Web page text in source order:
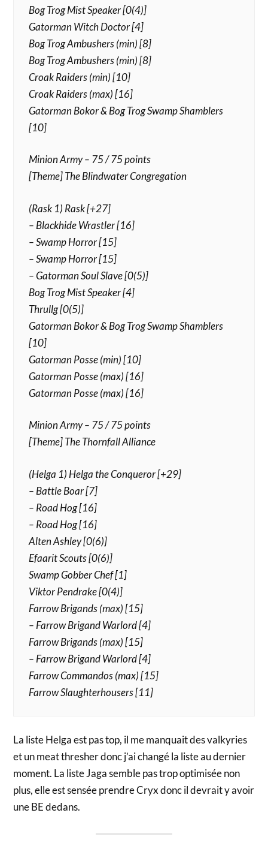
Bog Trog Mist Speaker [0(4)]
Gatorman Witch Doctor [4]
Bog Trog Ambushers (min) [8]
Bog Trog Ambushers (min) [8]
Croak Raiders (min) [10]
Croak Raiders (max) [16]
Gatorman Bokor & Bog Trog Swamp Shamblers
[10]
Minion Army – 75 / 75 points
[Theme] The Blindwater Congregation
(Rask 1) Rask [+27]
– Blackhide Wrastler [16]
– Swamp Horror [15]
– Swamp Horror [15]
– Gatorman Soul Slave [0(5)]
Bog Trog Mist Speaker [4]
Thrullg [0(5)]
Gatorman Bokor & Bog Trog Swamp Shamblers
[10]
Gatorman Posse (min) [10]
Gatorman Posse (max) [16]
Gatorman Posse (max) [16]
Minion Army – 75 / 75 points
[Theme] The Thornfall Alliance
(Helga 1) Helga the Conqueror [+29]
– Battle Boar [7]
– Road Hog [16]
– Road Hog [16]
Alten Ashley [0(6)]
Efaarit Scouts [0(6)]
Swamp Gobber Chef [1]
Viktor Pendrake [0(4)]
Farrow Brigands (max) [15]
– Farrow Brigand Warlord [4]
Farrow Brigands (max) [15]
– Farrow Brigand Warlord [4]
Farrow Commandos (max) [15]
Farrow Slaughterhousers [11]
La liste Helga est pas top, il me manquait des valkyries
et un meat thresher donc j’ai changé la liste au dernier
moment. La liste Jaga semble pas trop optimisée non
plus, elle est sensée prendre Cryx donc il devrait y avoir
une BE dedans.